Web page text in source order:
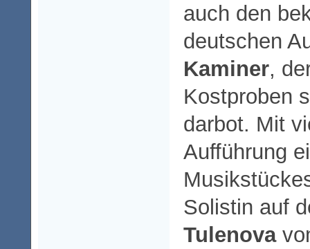
auch den
deutschen
Kaminer,
Kostproben
darbot. Mit
Aufführung
Solistin auf
Tulenova